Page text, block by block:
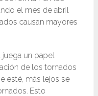
el mes de abril
causan mayores
un papel
de los tornados
esté, más lejos se
Esto